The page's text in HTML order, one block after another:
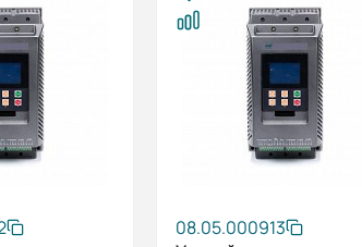
08.05.000913